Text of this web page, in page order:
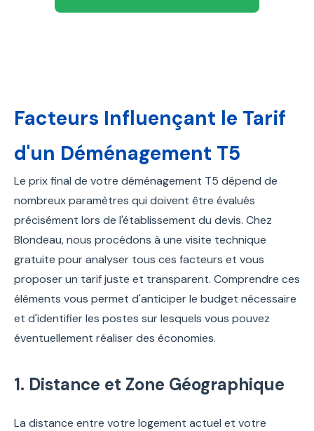
Facteurs Influençant le Tarif
d'un Déménagement T5
Le prix final de votre déménagement T5 dépend de
nombreux paramètres qui doivent être évalués
précisément lors de l'établissement du devis. Chez
Blondeau, nous procédons à une visite technique
gratuite pour analyser tous ces facteurs et vous
proposer un tarif juste et transparent. Comprendre ces
éléments vous permet d'anticiper le budget nécessaire
et d'identifier les postes sur lesquels vous pouvez
éventuellement réaliser des économies.
1. Distance et Zone Géographique
La distance entre votre logement actuel et votre